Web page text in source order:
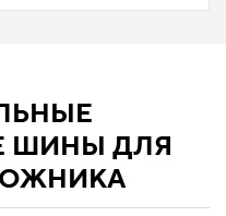
ШИНЫ ДЛЯ